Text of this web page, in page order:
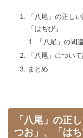
「八尾」の正し
「はちび」
「八尾」の間
「八尾」につい
まとめ
「八尾」の正
つお」、「はち